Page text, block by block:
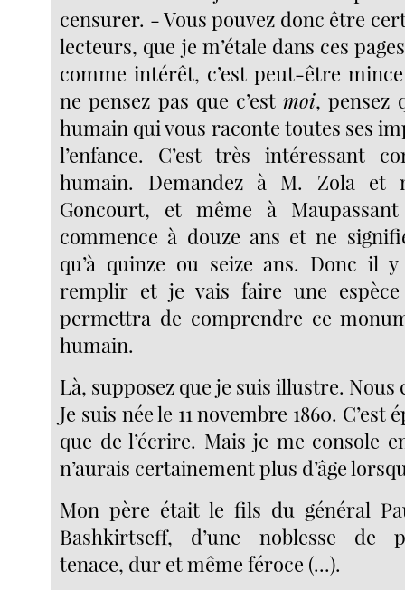
censurer. - Vous pouvez donc être
lecteurs, que je m’étale dans ces
comme intérêt, c’est peut-être
ne pensez pas que c’estmoi, pensez
humain qui vous raconte toutes ses
l’enfance. C’est très intéressant
humain. Demandez à M. Zola et
Goncourt, et même à
commence à douze ans et ne
qu’à quinze ou seize ans. Donc il
remplir et je vais faire une
permettra de comprendre ce
humain.
Là, supposez que je suis illustre. Nous
Je suis née le 11 novembre 1860.
que de l’écrire. Mais je me console
n’aurais certainement plus d’âge
Mon père était le fils du général
Bashkirtseff, d’une noblesse de
tenace, dur et même féroce (...).